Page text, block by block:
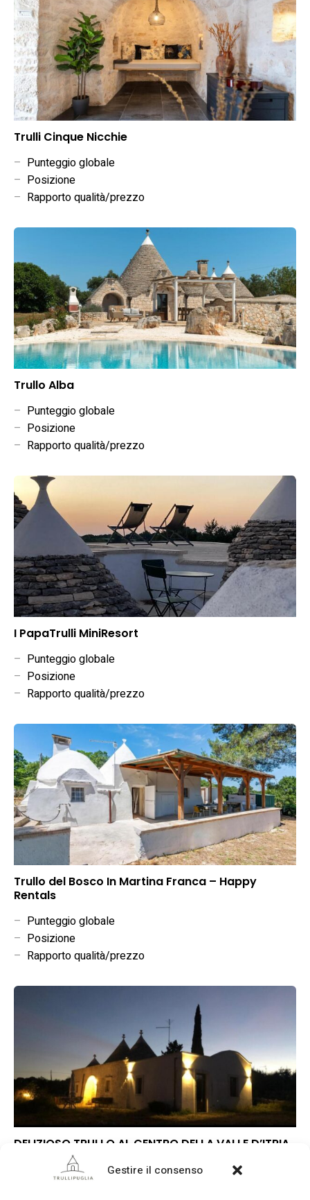
Gestire il consenso
Trulli Cinque Nicchie
– Punteggio globale
– Posizione
– Rapporto qualità/prezzo
Trullo Alba
– Punteggio globale
– Posizione
– Rapporto qualità/prezzo
I PapaTrulli MiniResort
– Punteggio globale
– Posizione
– Rapporto qualità/prezzo
Trullo del Bosco In Martina Franca – Happy
Rentals
– Punteggio globale
– Posizione
– Rapporto qualità/prezzo
DELIZIOSO TRULLO AL CENTRO DELLA VALLE D’ITRIA
Punteggio globale